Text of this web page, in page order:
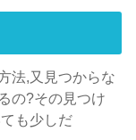
法,又見つからな
の?その見つけ
も少しだ